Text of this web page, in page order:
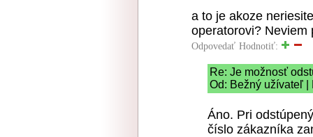
a to je akoze
operatorovi? Neviem
Odpovedať Hodnotiť:
Re: Je možnosť
Od: Bežný užívateľ |
Áno. Pri
číslo zákazníka